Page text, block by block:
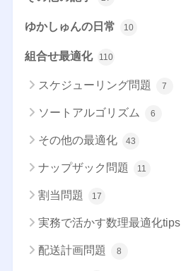
ゆかしゅんの日常 10
組合せ最適化 110
スケジューリング問題 7
ソートアルゴリズム 6
その他の最適化 43
ナップザック問題 11
割当問題 17
実務で活かす数理最適化tips
配送計画問題 8